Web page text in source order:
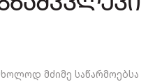
მძიმე საწარმოებსა